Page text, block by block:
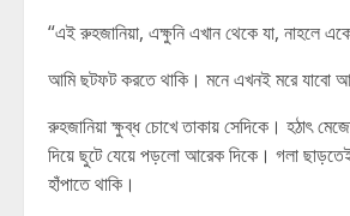
“এই রুহজানিয়া, এক্ষুনি এখান থেকে যা, নাহলে
আমি ছটফট করতে থাকি। মনে এখনই মরে যাবো
রুহজানিয়া ক্ষুব্ধ চোখে তাকায় সেদিকে। হঠাৎ
দিয়ে ছুটে যেয়ে পড়লো আরেক দিকে। গলা
হাঁপাতে থাকি।